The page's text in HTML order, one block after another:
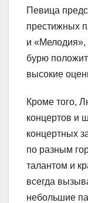
Певица
престижных
и «Мелодия»,
бурю
высокие
Кроме того,
концертов и
концертных
по разным
талантом и
всегда
небольшие